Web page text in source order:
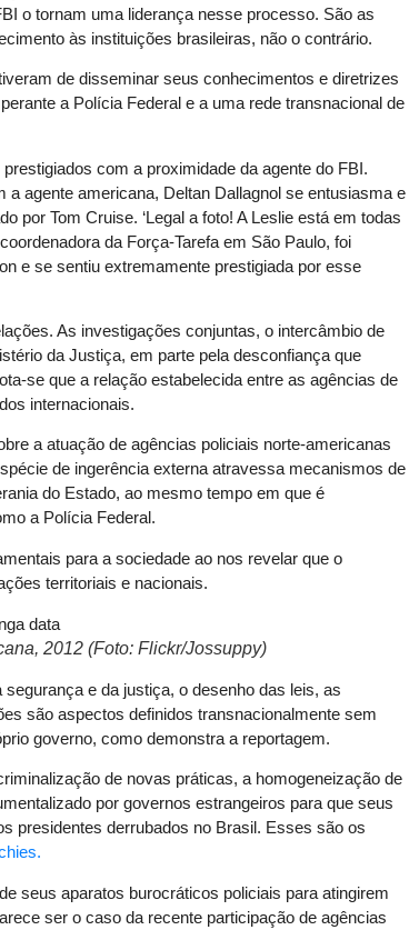
o tornam uma liderança nesse processo. São as
às instituições brasileiras, não o contrário.
de disseminar seus conhecimentos e diretrizes
a Polícia Federal e a uma rede transnacional de
com a proximidade da agente do FBI.
agente americana, Deltan Dallagnol se entusiasma e
por Tom Cruise. ‘Legal a foto! A Leslie está em todas
da Força-Tarefa em São Paulo, foi
e se sentiu extremamente prestigiada por esse
As investigações conjuntas, o intercâmbio de
da Justiça, em parte pela desconfiança que
se que a relação estabelecida entre as agências de
internacionais.
a atuação de agências policiais norte-americanas
de ingerência externa atravessa mecanismos de
do Estado, ao mesmo tempo em que é
a Polícia Federal.
para a sociedade ao nos revelar que o
territoriais e nacionais.
2012 (Foto: Flickr/Jossuppy)
e da justiça, o desenho das leis, as
são aspectos definidos transnacionalmente sem
governo, como demonstra a reportagem.
de novas práticas, a homogeneização de
por governos estrangeiros para que seus
presidentes derrubados no Brasil. Esses são os
seus aparatos burocráticos policiais para atingirem
ser o caso da recente participação de agências